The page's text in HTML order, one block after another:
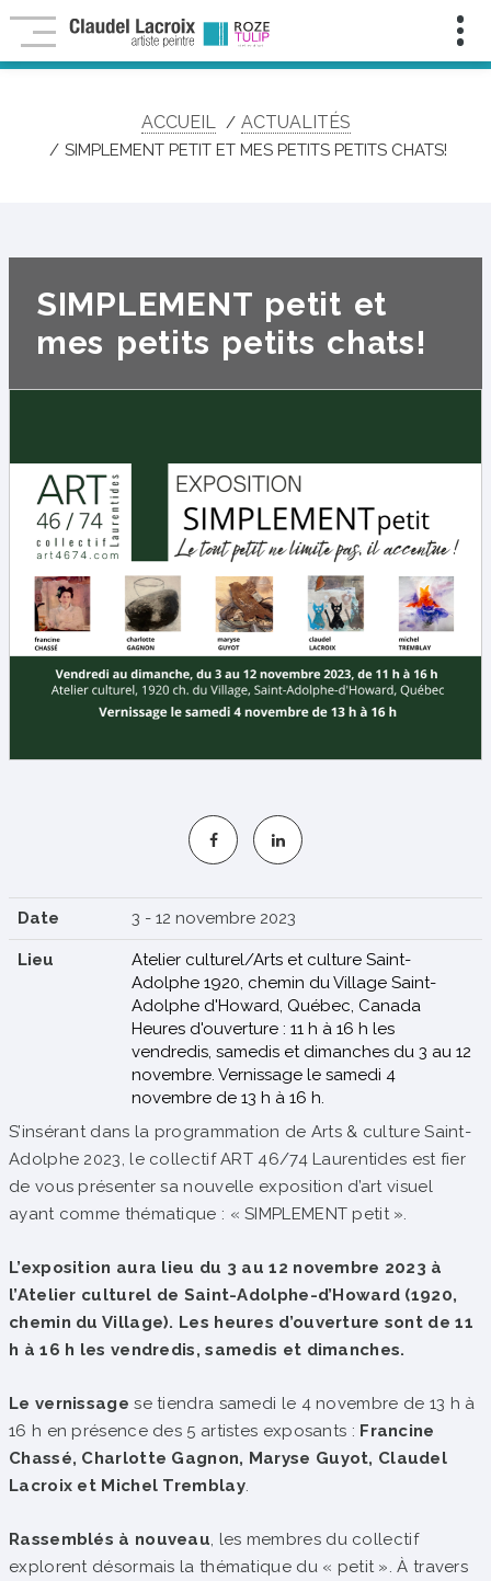
ACCUEIL ACTUALITÉS
SIMPLEMENT PETIT ET MES PETITS PETITS CHATS!
SIMPLEMENT petit et
mes petits petits chats!
Date 3 - 12 novembre 2023
Lieu
Atelier culturel/Arts et culture Saint-
Adolphe 1920, chemin du Village Saint-
Adolphe d'Howard, Québec, Canada
Heures d'ouverture : 11 h à 16 h les
vendredis, samedis et dimanches du 3 au 12
novembre. Vernissage le samedi 4
novembre de 13 h à 16 h.
S’insérant dans la programmation de Arts & culture Saint-
Adolphe 2023, le collectif ART 46/74 Laurentides est fier
de vous présenter sa nouvelle exposition d’art visuel
ayant comme thématique : « SIMPLEMENT petit ».
L’exposition aura lieu du 3 au 12 novembre 2023 à
l’Atelier culturel de Saint-Adolphe-d’Howard (1920,
chemin du Village). Les heures d’ouverture sont de 11
h à 16 h les vendredis, samedis et dimanches.
Le vernissage se tiendra samedi le 4 novembre de 13 h à
16 h en présence des 5 artistes exposants : Francine
Chassé, Charlotte Gagnon, Maryse Guyot, Claudel
Lacroix et Michel Tremblay.
Rassemblés à nouveau, les membres du collectif
explorent désormais la thématique du « petit ». À travers
Infolettre
ne
mes
nouveautés,
Nom
:
:
*
S'INSCRIRE